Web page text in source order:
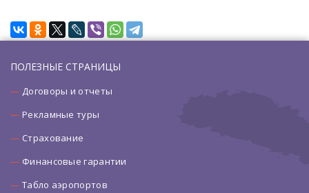
ПОЛЕЗНЫЕ СТРАНИЦЫ
Договоры и отчеты
Рекламные туры
Страхование
Финансовые гарантии
Табло аэропортов